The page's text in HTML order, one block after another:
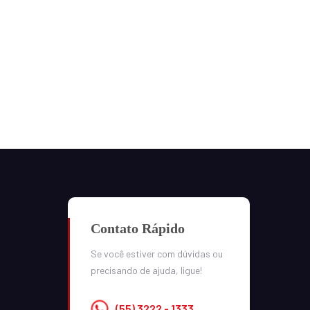
Contato Rápido
Se você estiver com dúvidas ou
precisando de ajuda, ligue!